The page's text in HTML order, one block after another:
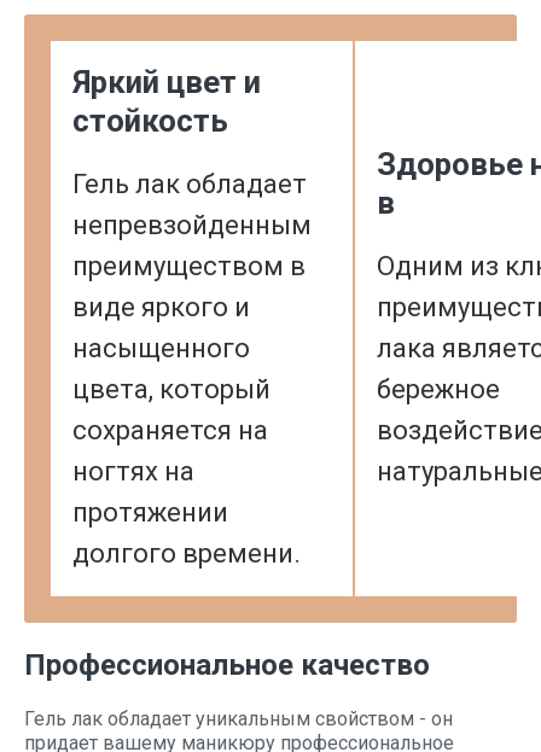
Яркий цвет и
стойкость
Гель лак обладает
непревзойденным
преимуществом в
виде яркого и
насыщенного
цвета, который
сохраняется на
ногтях на
протяжении
долгого времени.
Здоровье
в
Одним из
лака
бережное
Профессиональное качество
Гель лак обладает уникальным свойством - он
придает вашему маникюру профессиональное